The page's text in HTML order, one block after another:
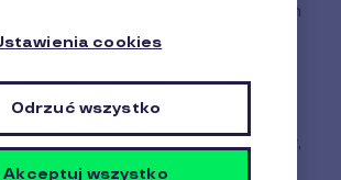
Jesteśmy globalnym
benefitów pracowniczych oraz
i angażowania
stymulacji sprzedaży.
za miliony uśmiechów pracowników,
nagrodzonych – to dzięki Pluxee
cookies
Odrzuć wszystko
Akceptuj wszystko